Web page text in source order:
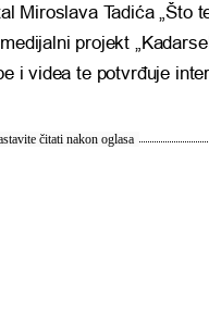
Miroslava Tadića „Što
projekt
i videa te potvrđuje
čitati nakon oglasa